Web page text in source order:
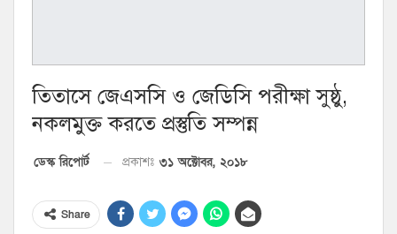
তিতাসে জেএসসি ও জেডিসি পরীক্ষা সুষ্ঠু,
নকলমুক্ত করতে প্রস্তুতি সম্পন্ন
ডেস্ক রিপোর্ট প্রকাশঃ ৩১ অক্টোবর, ২০১৮
Share